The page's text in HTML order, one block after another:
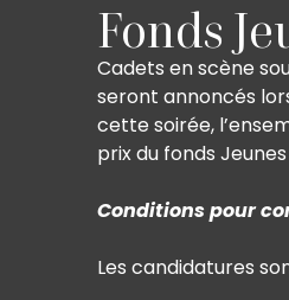
Fonds
Cadets en scène
seront annoncés
cette soirée,
prix du fonds
Conditions pour
Les candidatures